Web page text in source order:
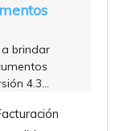
brindar
4.3…